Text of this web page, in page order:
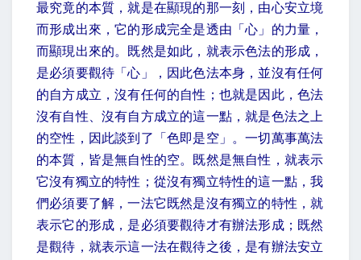
最究竟的本質，就是在顯現的那一刻，由心安立境
而形成出來，它的形成完全是透由「心」的力量，
而顯現出來的。既然是如此，就表示色法的形成，
是必須要觀待「心」，因此色法本身，並沒有任何
的自方成立，沒有任何的自性；也就是因此，色法
沒有自性、沒有自方成立的這一點，就是色法之上
的空性，因此談到了「色即是空」。一切萬事萬法
的本質，皆是無自性的空。既然是無自性，就表示
它沒有獨立的特性；從沒有獨立特性的這一點，我
們必須要了解，一法它既然是沒有獨立的特性，就
表示它的形成，是必須要觀待才有辦法形成；既然
是觀待，就表示這一法在觀待之後，是有辦法安立